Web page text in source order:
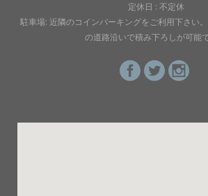
定休日 : 不定休
駐車場: 近隣のコインパーキングをご利用下さい
の道路沿いで積み下ろしが可能で